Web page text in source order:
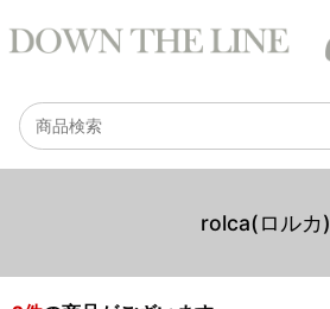
rolca(ロルカ)